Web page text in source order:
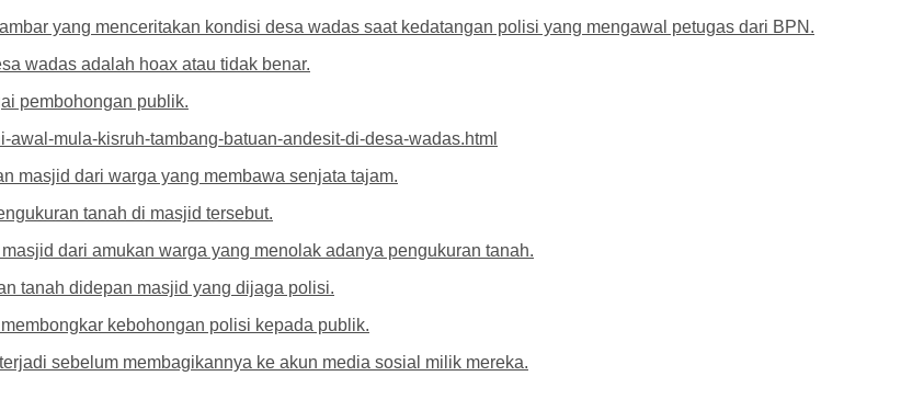
yang menceritakan kondisi desa wadas saat kedatangan polisi yang mengawal petugas dari BPN.
wadas adalah hoax atau tidak benar.
pembohongan publik.
mula-kisruh-tambang-batuan-andesit-di-desa-wadas.html
masjid dari warga yang membawa senjata tajam.
tanah di masjid tersebut.
dari amukan warga yang menolak adanya pengukuran tanah.
tanah didepan masjid yang dijaga polisi.
kebohongan polisi kepada publik.
sebelum membagikannya ke akun media sosial milik mereka.